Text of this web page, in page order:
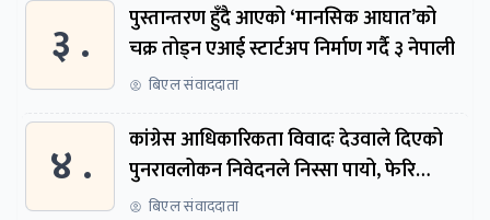
३ .
पुस्तान्तरण हुँदै आएको ‘मानसिक आघात’को
चक्र तोड्न एआई स्टार्टअप निर्माण गर्दै ३ नेपाली
बिएल संवाददाता
४ .
कांग्रेस आधिकारिकता विवादः देउवाले दिएको
पुनरावलोकन निवेदनले निस्सा पायो, फेरि
सुरुदेखि सुनुवाइ हुने
बिएल संवाददाता